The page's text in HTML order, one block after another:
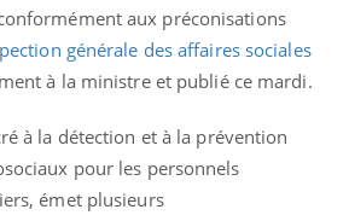
aux préconisations
générale des affaires sociales
à la ministre et publié ce mardi.
à la détection et à la prévention
pour les personnels
émet plusieurs